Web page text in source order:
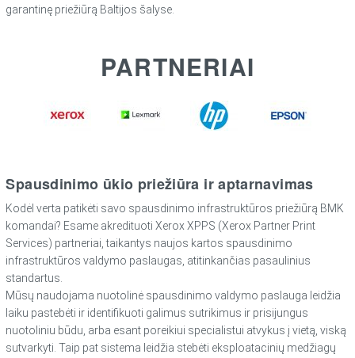
garantinę priežiūrą Baltijos šalyse.
PARTNERIAI
Spausdinimo ūkio priežiūra ir aptarnavimas
Kodėl verta patikėti savo spausdinimo infrastruktūros priežiūrą BMK
komandai? Esame akredituoti Xerox XPPS (Xerox Partner Print
Services) partneriai, taikantys naujos kartos spausdinimo
infrastruktūros valdymo paslaugas, atitinkančias pasaulinius
standartus.
Mūsų naudojama nuotolinė spausdinimo valdymo paslauga leidžia
laiku pastebėti ir identifikuoti galimus sutrikimus ir prisijungus
nuotoliniu būdu, arba esant poreikiui specialistui atvykus į vietą, viską
sutvarkyti. Taip pat sistema leidžia stebėti eksploatacinių medžiagų